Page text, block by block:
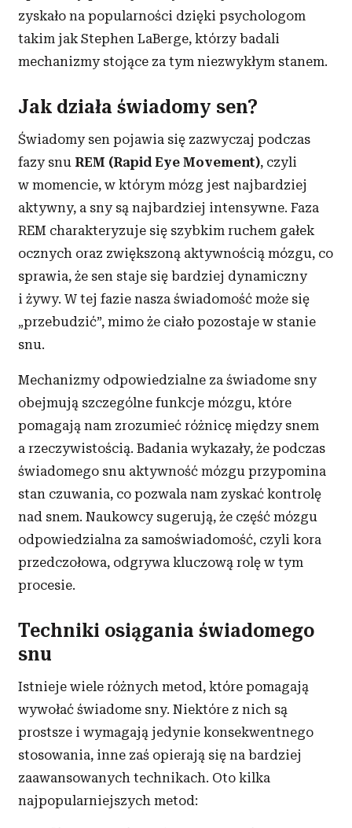
zyskało na popularności dzięki psychologom
takim jak Stephen LaBerge, którzy badali
mechanizmy stojące za tym niezwykłym stanem.
Jak działa świadomy sen?
Świadomy sen pojawia się zazwyczaj podczas
fazy snu REM (Rapid Eye Movement), czyli
w momencie, w którym mózg jest najbardziej
aktywny, a sny są najbardziej intensywne. Faza
REM charakteryzuje się szybkim ruchem gałek
ocznych oraz zwiększoną aktywnością mózgu, co
sprawia, że sen staje się bardziej dynamiczny
i żywy. W tej fazie nasza świadomość może się
„przebudzić”, mimo że ciało pozostaje w stanie
snu.
Mechanizmy odpowiedzialne za świadome sny
obejmują szczególne funkcje mózgu, które
pomagają nam zrozumieć różnicę między snem
a rzeczywistością. Badania wykazały, że podczas
świadomego snu aktywność mózgu przypomina
stan czuwania, co pozwala nam zyskać kontrolę
nad snem. Naukowcy sugerują, że część mózgu
odpowiedzialna za samoświadomość, czyli kora
przedczołowa, odgrywa kluczową rolę w tym
procesie.
Techniki osiągania świadomego
snu
Istnieje wiele różnych metod, które pomagają
wywołać świadome sny. Niektóre z nich są
prostsze i wymagają jedynie konsekwentnego
stosowania, inne zaś opierają się na bardziej
zaawansowanych technikach. Oto kilka
najpopularniejszych metod: